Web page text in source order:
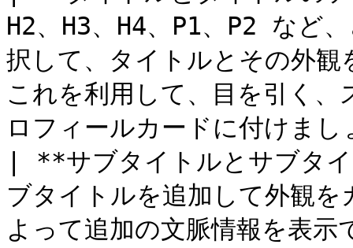
H2、H3、H4、P1、P2 など
択して、タイトルとそ
これを利用して、目を引く
ロフィールカードに付け
| **サブタイトルとサブタ
ブタイトルを追加して外観
よって追加の文脈情報を表示